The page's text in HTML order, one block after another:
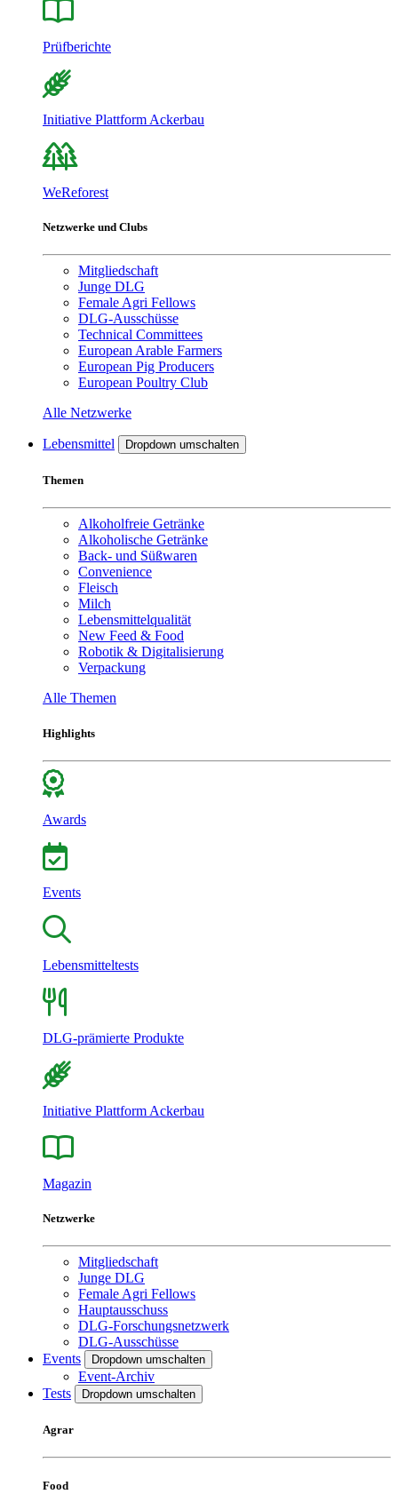
Prüfberichte
Initiative Plattform Ackerbau
WeReforest
Netzwerke und Clubs
Mitgliedschaft
Junge DLG
Female Agri Fellows
DLG-Ausschüsse
Technical Committees
European Arable Farmers
European Pig Producers
European Poultry Club
Alle Netzwerke
Lebensmittel Dropdown umschalten
Themen
Alkoholfreie Getränke
Alkoholische Getränke
Back- und Süßwaren
Convenience
Fleisch
Milch
Lebensmittelqualität
New Feed & Food
Robotik & Digitalisierung
Verpackung
Alle Themen
Highlights
Awards
Events
Lebensmitteltests
DLG-prämierte Produkte
Initiative Plattform Ackerbau
Magazin
Netzwerke
Mitgliedschaft
Junge DLG
Female Agri Fellows
Hauptausschuss
DLG-Forschungsnetzwerk
DLG-Ausschüsse
Events
Dropdown umschalten
Event-Archiv
Tests
Dropdown umschalten
Agrar
Food